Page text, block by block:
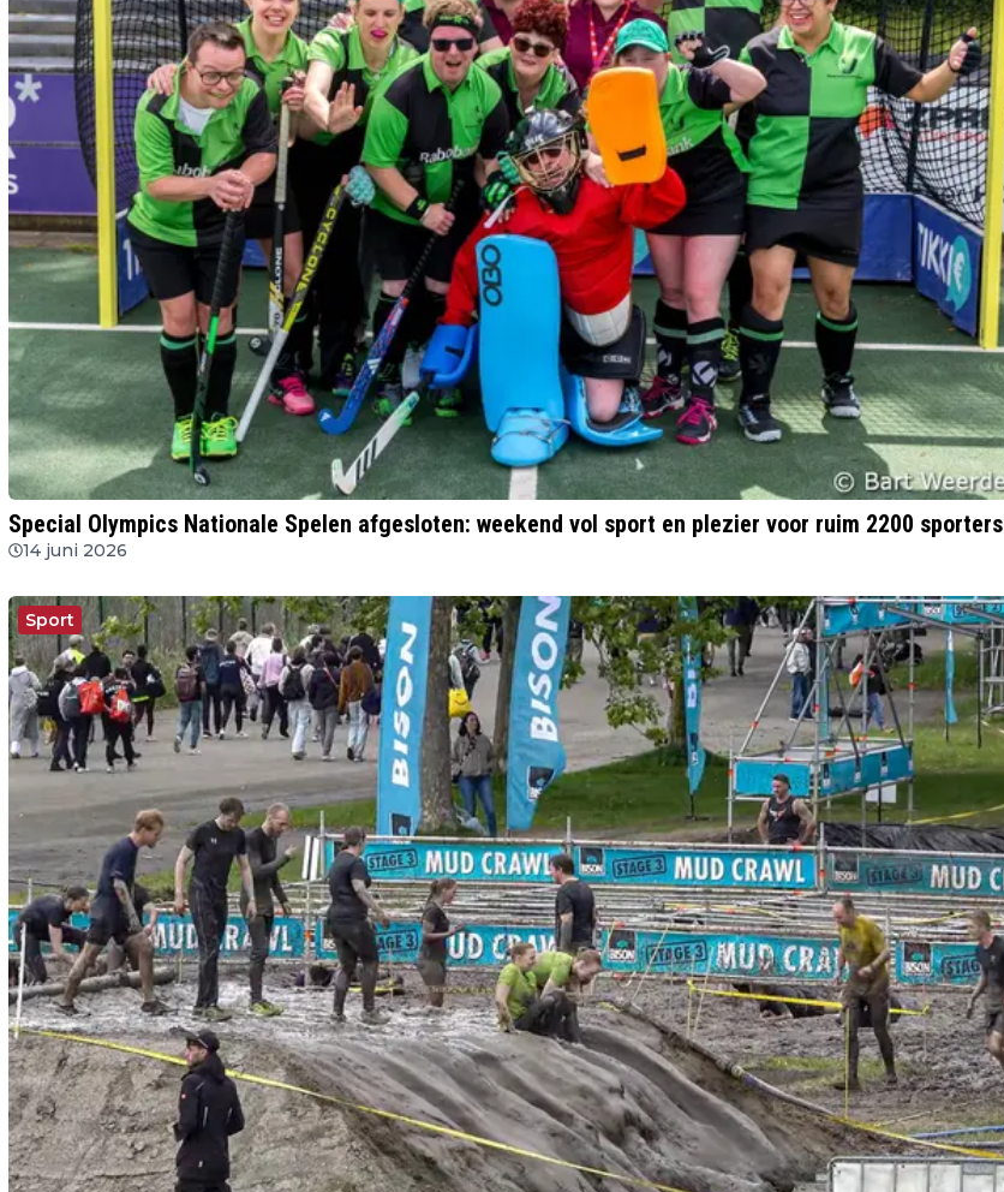
Special Olympics Nationale Spelen afgesloten: weekend vol sport en plezier voor ruim 2200 sporters
14 juni 2026
Sport